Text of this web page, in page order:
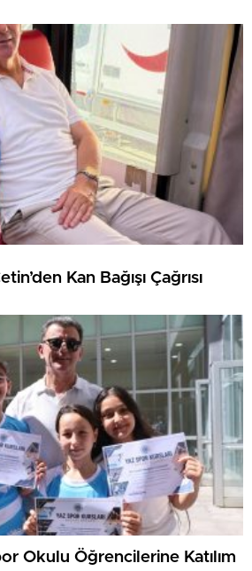
Kan Bağışı Çağrısı
Okulu Öğrencilerine Katılım